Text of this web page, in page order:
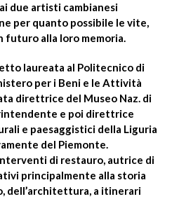
due artisti cambianesi
per quanto possibile le vite,
futuro alla loro memoria.
laureata al Politecnico di
per i Beni e le Attività
direttrice del Museo Naz. di
e poi direttrice
e paesaggistici della Liguria
del Piemonte.
di restauro, autrice di
principalmente alla storia
dell’architettura, a itinerari